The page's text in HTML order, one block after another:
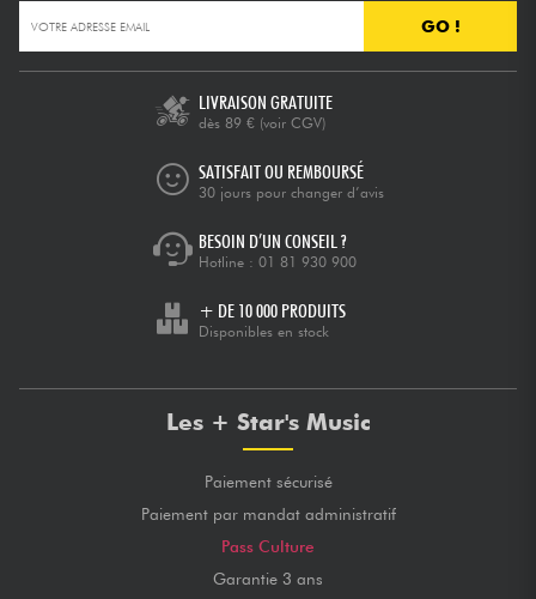
GO !
LIVRAISON GRATUITE
dès 89 € (voir CGV)
SATISFAIT OU REMBOURSÉ
30 jours pour changer d’avis
BESOIN D’UN CONSEIL ?
Hotline : 01 81 930 900
+ DE 10 000 PRODUITS
Disponibles en stock
Les + Star's Music
Paiement sécurisé
Paiement par mandat administratif
Pass Culture
Garantie 3 ans